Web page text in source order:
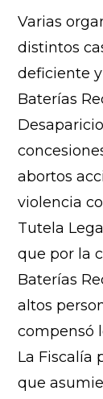
Varias
distintos
deficiente
Baterías
abortos
violencia
Tutela
que por la
Baterías
altos
compensó
La Fiscalía
que